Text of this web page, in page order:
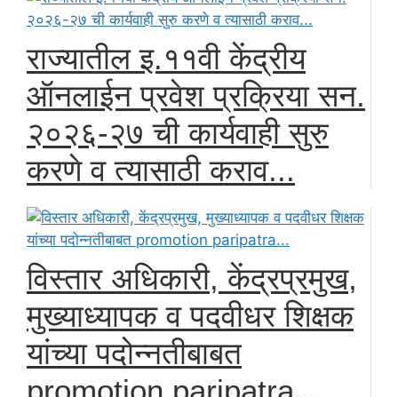
राज्यातील इ.११वी केंद्रीय
ऑनलाईन प्रवेश प्रक्रिया सन.
२०२६-२७ ची कार्यवाही सुरु
करणे व त्यासाठी कराव...
विस्तार अधिकारी, केंद्रप्रमुख,
मुख्याध्यापक व पदवीधर शिक्षक
यांच्या पदोन्नतीबाबत
promotion paripatra...